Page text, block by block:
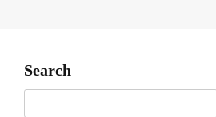
Search